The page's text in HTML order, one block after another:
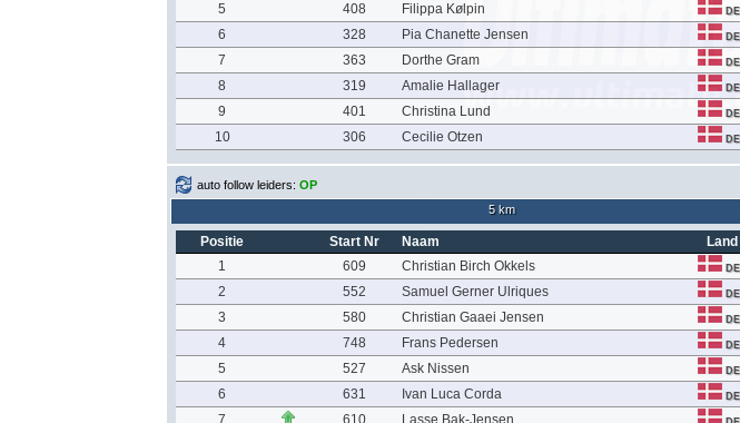
5
408 Filippa Kølpin
6
328 Pia Chanette Jensen
7
363 Dorthe Gram
8
319 Amalie Hallager
9
401 Christina Lund
10
306 Cecilie Otzen
auto follow leiders: OP
5 km
Positie Start Nr Naam Land
1
609 Christian Birch Okkels
2
552 Samuel Gerner Ulriques
3
580 Christian Gaaei Jensen
4
748 Frans Pedersen
5
527 Ask Nissen
6
631 Ivan Luca Corda
7
610 Lasse Bak-Jensen